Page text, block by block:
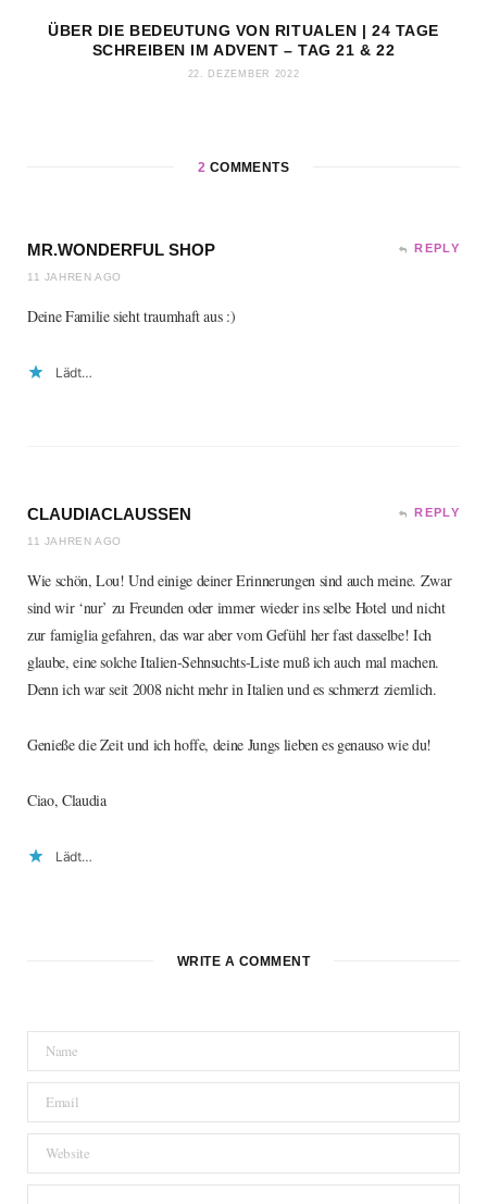
ÜBER DIE BEDEUTUNG VON RITUALEN | 24 TAGE
SCHREIBEN IM ADVENT – TAG 21 & 22
22. DEZEMBER 2022
2 COMMENTS
MR.WONDERFUL SHOP
11 JAHREN AGO
REPLY
Deine Familie sieht traumhaft aus :)
Lädt…
CLAUDIACLAUSSEN
11 JAHREN AGO
REPLY
Wie schön, Lou! Und einige deiner Erinnerungen sind auch meine. Zwar
sind wir ‘nur’ zu Freunden oder immer wieder ins selbe Hotel und nicht
zur famiglia gefahren, das war aber vom Gefühl her fast dasselbe! Ich
glaube, eine solche Italien-Sehnsuchts-Liste muß ich auch mal machen.
Denn ich war seit 2008 nicht mehr in Italien und es schmerzt ziemlich.
Genieße die Zeit und ich hoffe, deine Jungs lieben es genauso wie du!
Ciao, Claudia
Lädt…
WRITE A COMMENT